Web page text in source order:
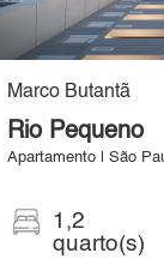
Marco Butantã
Rio Pequeno
Apartamento | São
1,2
quarto(s)